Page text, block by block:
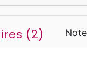
(2) Note